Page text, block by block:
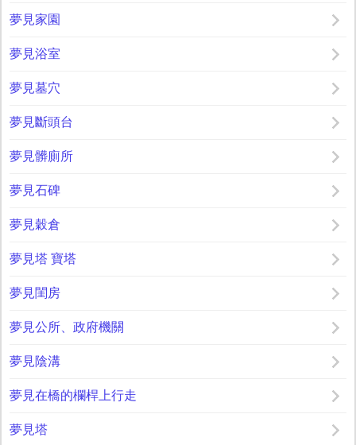
夢見家園
夢見浴室
夢見墓穴
夢見斷頭台
夢見髒廁所
夢見石碑
夢見穀倉
夢見塔 寶塔
夢見閨房
夢見公所、政府機關
夢見陰溝
夢見在橋的欄桿上行走
夢見塔